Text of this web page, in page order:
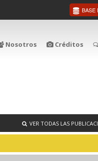
BASE
Nosotros Créditos
VER TODAS LAS